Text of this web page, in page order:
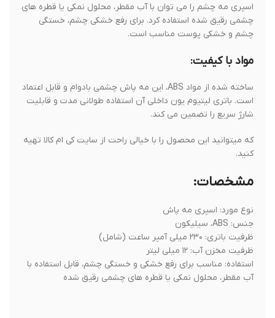
اسپری مه چشم را می توان با آب مقطر، محلول نمکی یا قطره های
چشمی رقیق شده استفاده کرد. برای رفع خشکی چشم، خستگی
چشم و خشکی پوست مناسب است.
مواد با کیفیت:
ساخته شده از مواد ABS، این مه پاش چشمی بادوام و قابل اعتماد
است. باتری لیتیوم یون داخلی آن استفاده طولانی مدت و قابلیت
شارژ سریع را تضمین می کند.
که میتوانید این محصول را با خیالی راحت از سایت کی ام کالا تهیه
کنید.
مشخصات:
نوع مورد: اسپری مه پاش
جنس: ABS، سیلیکون
ظرفیت باتری: ۲۳۰ میلی آمپر ساعت (شامل)
ظرفیت مخزن آب: ۱۲ میلی لیتر
استفاده: مناسب برای رفع خشکی و خستگی چشم، قابل استفاده با
آب مقطر، محلول نمکی یا قطره های چشمی رقیق شده